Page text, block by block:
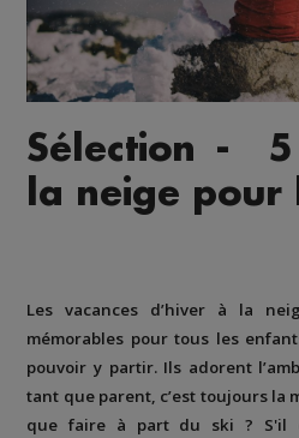
Sélection -
la neige pour
Les vacances d’hiver à la
mémorables pour tous les
pouvoir y partir. Ils adorent
tant que parent, c’est toujours la
que faire à part du ski ? S'il